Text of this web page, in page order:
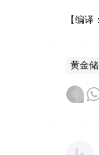
【编译
黄金